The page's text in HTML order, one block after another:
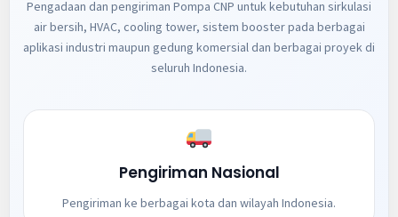
Pengadaan dan pengiriman Pompa CNP untuk kebutuhan sirkulasi
air bersih, HVAC, cooling tower, sistem booster pada berbagai
aplikasi industri maupun gedung komersial dan berbagai proyek di
seluruh Indonesia.
Pengiriman Nasional
Pengiriman ke berbagai kota dan wilayah Indonesia.